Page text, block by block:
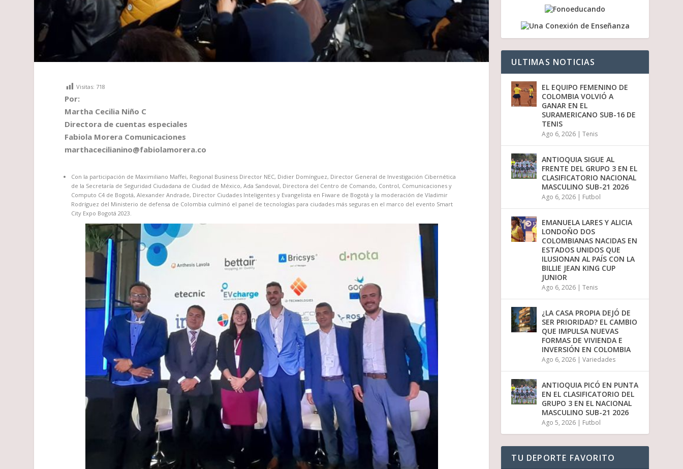
Visitas: 718
Por:
Martha Cecilia Niño C
Directora de cuentas especiales
Fabiola Morera Comunicaciones
marthacecilianino@fabiolamorera.co
Con la participación de Maximiliano Maffei, Regional Business Director NEC, Didier Domínguez, Director General de Investigación Cibernética
de la Secretaría de Seguridad Ciudadana de Ciudad de México, Ada Sandoval, Directora del Centro de Comando, Control, Comunicaciones y
Computo C4 de Bogotá, Alexander Andrade, Director Ciudades Inteligentes y Evangelista en Fiware de Bogotá y la moderación de Vladimir
Rodríguez del Ministerio de defensa de Colombia culminó el panel de tecnologías para ciudades más seguras en el marco del evento Smart
City Expo Bogotá 2023.
a
p
a
e
a
d
i
s
i
u
r
e
l
u
m
e
n
.
ULTIMAS NOTICIAS
EL EQUIPO FEMENINO DE
COLOMBIA VOLVIÓ A
GANAR EN EL
SURAMERICANO SUB-16 DE
TENIS
Ago 6, 2026 |Tenis
ANTIOQUIA SIGUE AL
FRENTE DEL GRUPO 3 EN EL
CLASIFICATORIO NACIONAL
MASCULINO SUB-21 2026
Ago 6, 2026 Futbol
EMANUELA LARES Y ALICIA
LONDOÑO DOS
COLOMBIANAS NACIDAS EN
ESTADOS UNIDOS QUE
ILUSIONAN AL PAÍS CON LA
BILLIE JEAN KING CUP
JUNIOR
Ago 6, 2026 |Tenis
¿LA CASA PROPIA DEJÓ DE
SER PRIORIDAD? EL CAMBIO
QUE IMPULSA NUEVAS
FORMAS DE VIVIENDA E
INVERSIÓN EN COLOMBIA
Ago 6, 2026 |Variedades
ANTIOQUIA PICÓ EN PUNTA
EN EL CLASIFICATORIO DEL
GRUPO 3 EN EL NACIONAL
MASCULINO SUB-21 2026
Ago 5, 2026 Futbol
TU DEPORTE FAVORITO